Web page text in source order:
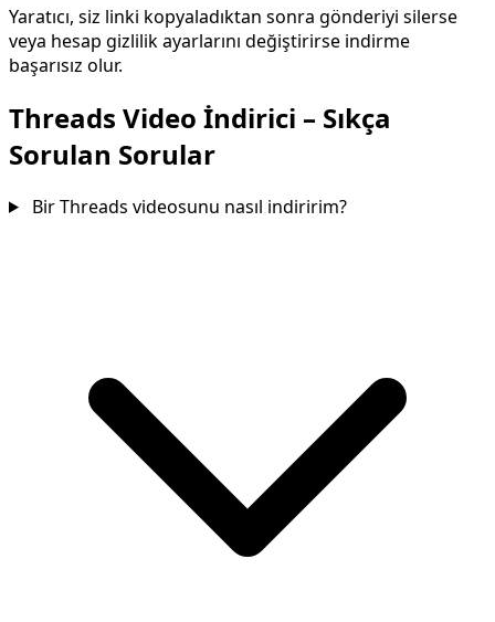
Yaratıcı, siz linki kopyaladıktan sonra gönderiyi silerse
veya hesap gizlilik ayarlarını değiştirirse indirme
başarısız olur.
Threads Video İndirici – Sıkça
Sorulan Sorular
Bir Threads videosunu nasıl indiririm?